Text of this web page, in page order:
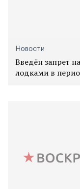
Новости
Введён запрет
лодками в